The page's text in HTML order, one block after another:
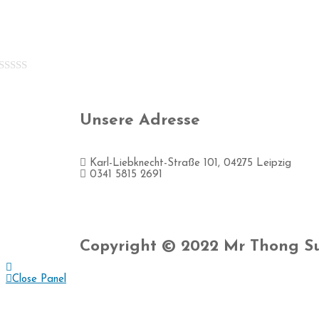
Unsere Adresse
Karl-Liebknecht-Straße 101, 04275 Leipzig
0341 5815 2691
Copyright © 2022 Mr Thong
Close Panel